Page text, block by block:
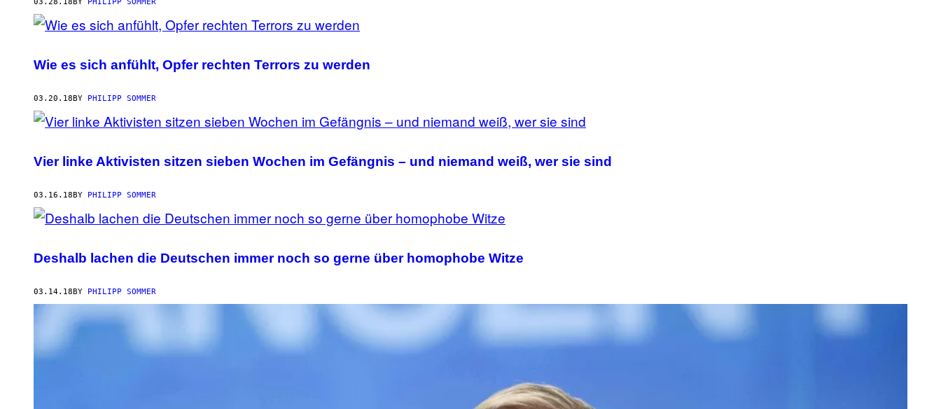
03.28.18 BY PHILIPP SOMMER
Wie es sich anfühlt, Opfer rechten Terrors zu werden
03.20.18 BY PHILIPP SOMMER
Vier linke Aktivisten sitzen sieben Wochen im Gefängnis – und niemand weiß, wer sie sind
03.16.18 BY PHILIPP SOMMER
Deshalb lachen die Deutschen immer noch so gerne über homophobe Witze
03.14.18 BY PHILIPP SOMMER